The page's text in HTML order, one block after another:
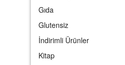
Gıda
Glutensiz
İndirimli Ürünler
Kitap